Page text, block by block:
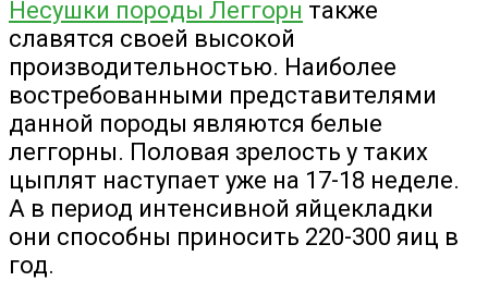
Несушки породы Леггорн также
славятся своей высокой
производительностью. Наиболее
востребованными представителями
данной породы являются белые
леггорны. Половая зрелость у таких
цыплят наступает уже на 17-18 неделе.
А в период интенсивной яйцекладки
они способны приносить 220-300 яиц в
год.